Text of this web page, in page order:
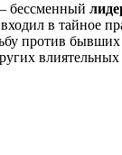
бессменный
в тайное
против